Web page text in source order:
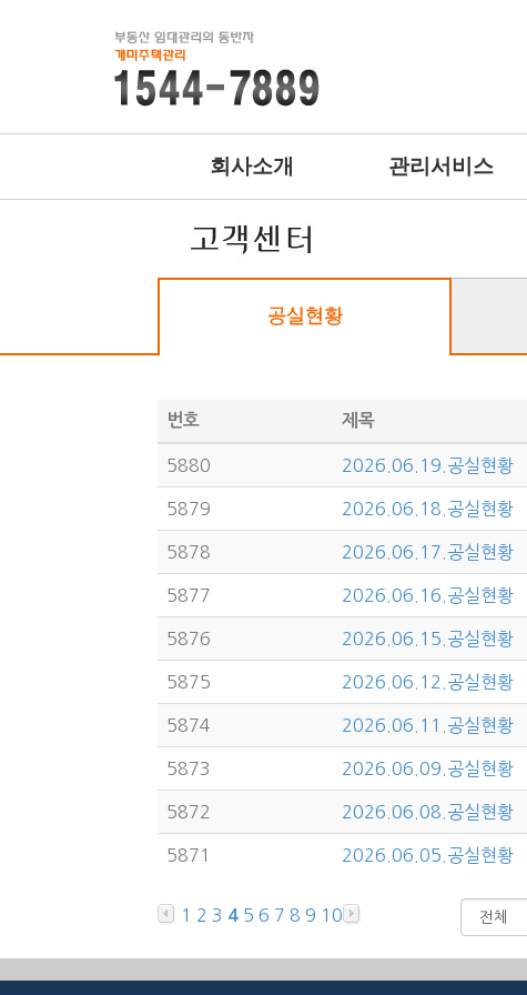
회사소개 관리서비스
번호 제목
5880 2026.06.19.공실현황
5879 2026.06.18.공실현황
5878 2026.06.17.공실현황
5877 2026.06.16.공실현황
5876 2026.06.15.공실현황
5875 2026.06.12.공실현황
5874 2026.06.11.공실현황
5873 2026.06.09.공실현황
5872 2026.06.08.공실현황
5871 2026.06.05.공실현황
1 2 3 4 5 6 7 8 9 10